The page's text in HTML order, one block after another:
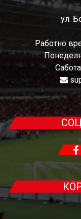
ул.
Работно